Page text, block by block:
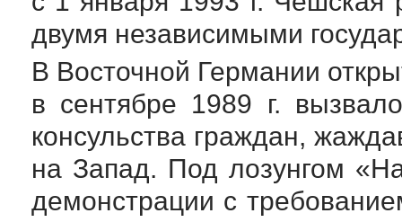
двумя независимыми
В Восточной Германии
в сентябре 1989 г.
консульства граждан,
на Запад. Под лозунгом
демонстрации с